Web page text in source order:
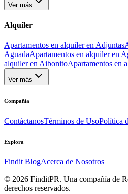
Ver más
Alquiler
Apartamentos en alquiler en Adjuntas
AguadaApartamentos en alquiler en
alquiler en AibonitoApartamentos en
Ver más
Compañía
ContáctanosTérminos de UsoPolítica
Explora
Findit BlogAcerca de Nosotros
© 2026 FinditPR. Una compañía de
derechos reservados.